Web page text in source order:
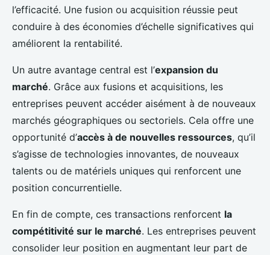
l’efficacité. Une fusion ou acquisition réussie peut
conduire à des économies d’échelle significatives qui
améliorent la rentabilité.
Un autre avantage central est l’expansion du
marché. Grâce aux fusions et acquisitions, les
entreprises peuvent accéder aisément à de nouveaux
marchés géographiques ou sectoriels. Cela offre une
opportunité d’accès à de nouvelles ressources, qu’il
s’agisse de technologies innovantes, de nouveaux
talents ou de matériels uniques qui renforcent une
position concurrentielle.
En fin de compte, ces transactions renforcent la
compétitivité sur le marché. Les entreprises peuvent
consolider leur position en augmentant leur part de